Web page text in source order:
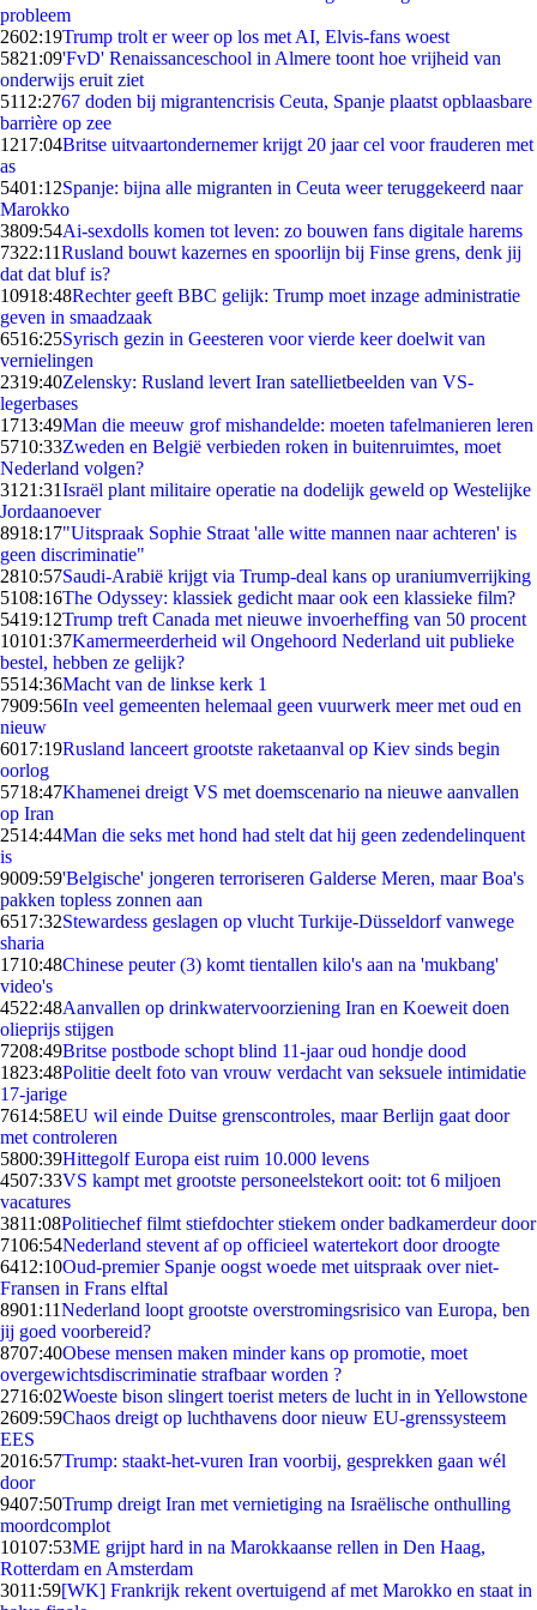
probleem
2602:19Trump trolt er weer op los met AI, Elvis-fans woest
5821:09'FvD' Renaissanceschool in Almere toont hoe vrijheid van
onderwijs eruit ziet
5112:2767 doden bij migrantencrisis Ceuta, Spanje plaatst opblaasbare
barrière op zee
1217:04Britse uitvaartondernemer krijgt 20 jaar cel voor frauderen met
as
5401:12Spanje: bijna alle migranten in Ceuta weer teruggekeerd naar
Marokko
3809:54Ai-sexdolls komen tot leven: zo bouwen fans digitale harems
7322:11Rusland bouwt kazernes en spoorlijn bij Finse grens, denk jij
dat dat bluf is?
10918:48Rechter geeft BBC gelijk: Trump moet inzage administratie
geven in smaadzaak
6516:25Syrisch gezin in Geesteren voor vierde keer doelwit van
vernielingen
2319:40Zelensky: Rusland levert Iran satellietbeelden van VS-
legerbases
1713:49Man die meeuw grof mishandelde: moeten tafelmanieren leren
5710:33Zweden en België verbieden roken in buitenruimtes, moet
Nederland volgen?
31 21:31Israël plant militaire operatie na dodelijk geweld op Westelijke
Jordaanoever
8918:17"Uitspraak Sophie Straat 'alle witte mannen naar achteren' is
geen discriminatie"
2810:57Saudi-Arabië krijgt via Trump-deal kans op uraniumverrijking
5108:16The Odyssey: klassiek gedicht maar ook een klassieke film?
5419:12Trump treft Canada met nieuwe invoerheffing van 50 procent
10101:37Kamermeerderheid wil Ongehoord Nederland uit publieke
bestel, hebben ze gelijk?
5514:36Macht van de linkse kerk 1
7909:56In veel gemeenten helemaal geen vuurwerk meer met oud en
nieuw
6017:19Rusland lanceert grootste raketaanval op Kiev sinds begin
oorlog
5718:47Khamenei dreigt VS met doemscenario na nieuwe aanvallen
op Iran
2514:44Man die seks met hond had stelt dat hij geen zedendelinquent
is
9009:59'Belgische' jongeren terroriseren Galderse Meren, maar Boa's
pakken topless zonnen aan
6517:32Stewardess geslagen op vlucht Turkije-Düsseldorf vanwege
sharia
1710:48Chinese peuter (3) komt tientallen kilo's aan na 'mukbang'
video's
4522:48Aanvallen op drinkwatervoorziening Iran en Koeweit doen
olieprijs stijgen
7208:49Britse postbode schopt blind 11-jaar oud hondje dood
1823:48Politie deelt foto van vrouw verdacht van seksuele intimidatie
17-jarige
7614:58EU wil einde Duitse grenscontroles, maar Berlijn gaat door
met controleren
5800:39Hittegolf Europa eist ruim 10.000 levens
4507:33VS kampt met grootste personeelstekort ooit: tot 6 miljoen
vacatures
3811:08Politiechef filmt stiefdochter stiekem onder badkamerdeur door
7106:54Nederland stevent af op officieel watertekort door droogte
6412:10Oud-premier Spanje oogst woede met uitspraak over niet-
Fransen in Frans elftal
8901:11Nederland loopt grootste overstromingsrisico van Europa, ben
jij goed voorbereid?
8707:40Obese mensen maken minder kans op promotie, moet
overgewichtsdiscriminatie strafbaar worden ?
2716:02Woeste bison slingert toerist meters de lucht in in Yellowstone
2609:59Chaos dreigt op luchthavens door nieuw EU-grenssysteem
EES
2016:57Trump: staakt-het-vuren Iran voorbij, gesprekken gaan wél
door
9407:50Trump dreigt Iran met vernietiging na Israëlische onthulling
moordcomplot
10107:53ME grijpt hard in na Marokkaanse rellen in Den Haag,
Rotterdam en Amsterdam
3011:59[WK] Frankrijk rekent overtuigend af met Marokko en staat in